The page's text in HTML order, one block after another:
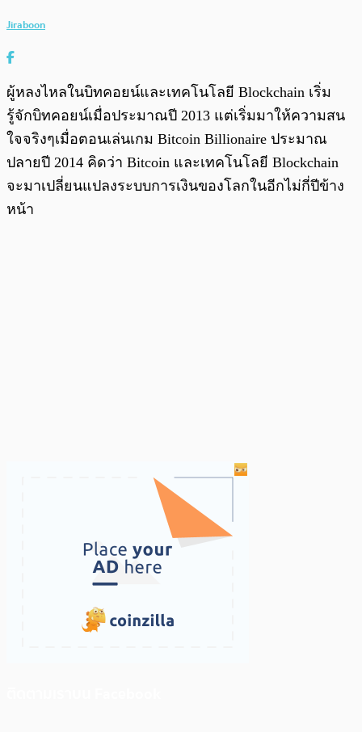
Jiraboon
ผู้หลงไหลในบิทคอยน์และเทคโนโลยี Blockchain เริ่ม
รู้จักบิทคอยน์เมื่อประมาณปี 2013 แต่เริ่มมาให้ความสน
ใจจริงๆเมื่อตอนเล่นเกม Bitcoin Billionaire ประมาณ
ปลายปี 2014 คิดว่า Bitcoin และเทคโนโลยี Blockchain
จะมาเปลี่ยนแปลงระบบการเงินของโลกในอีกไม่กี่ปีข้าง
หน้า